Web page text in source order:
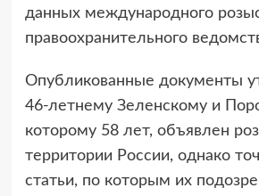
данных международного
правоохранительного
Опубликованные документы
46-летнему Зеленскому и
которому 58 лет, объявлен
территории России, однако
статьи, по которым их